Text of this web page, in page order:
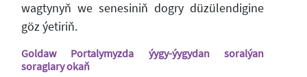
wagtynyň we senesiniň dogry düzülendigine
göz ýetiriň.
Goldaw Portalymyzda ýygy-ýygydan soralýan
soraglary okaň